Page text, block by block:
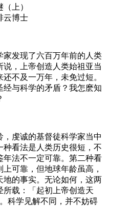
上）
云博士
家发现了六百万年前的人类
说，上帝创造人类始祖亚当
不及一万年，未免过短。
经与科学的矛盾？我怎麽知
，虔诚的基督徒科学家当中
种看法是人类历史很短，不
年法不一定可靠。第二种看
可靠，但地球年龄虽高，
地的事实。无论如何，这两
所载：「起初上帝创造天
科学见解不同，并不妨碍